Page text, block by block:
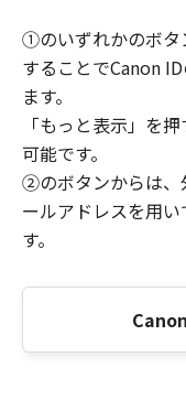
①のいずれかのボタ
することでCanon
ます。
「もっと表示」を
可能です。
②のボタンからは、
ールアドレスを用
す。